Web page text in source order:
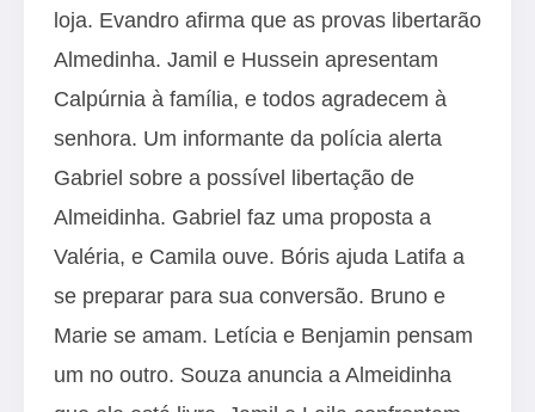
loja. Evandro afirma que as provas libertarão
Almedinha. Jamil e Hussein apresentam
Calpúrnia à família, e todos agradecem à
senhora. Um informante da polícia alerta
Gabriel sobre a possível libertação de
Almeidinha. Gabriel faz uma proposta a
Valéria, e Camila ouve. Bóris ajuda Latifa a
se preparar para sua conversão. Bruno e
Marie se amam. Letícia e Benjamin pensam
um no outro. Souza anuncia a Almeidinha